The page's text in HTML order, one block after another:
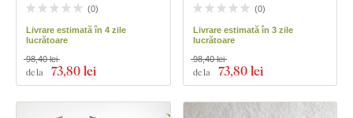
(0)
Livrare estimată în 4 zile
lucrătoare
de la 73,80 lei
98,40 lei
(0)
Livrare estimată în 3 zile
lucrătoare
de la 73,80 lei
98,40 lei